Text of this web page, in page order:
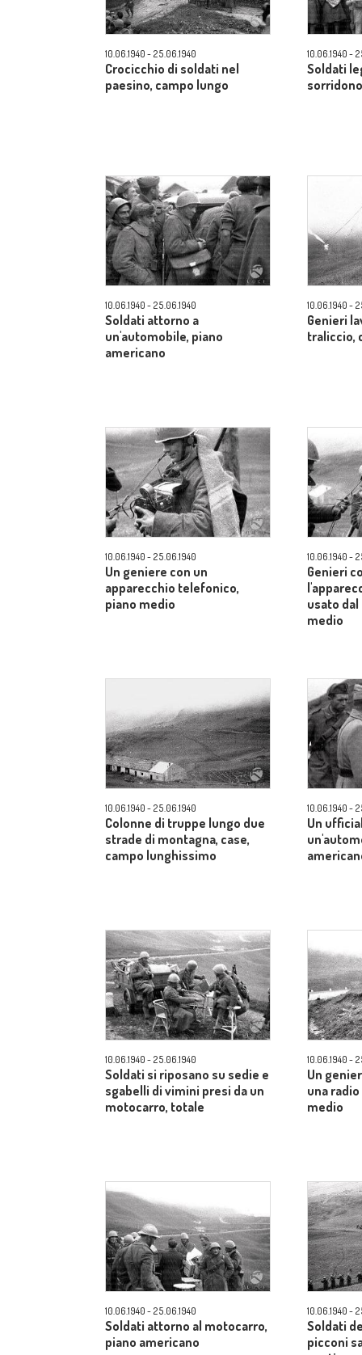
10.06.1940 - 25.06.1940
Crocicchio di soldati nel
paesino, campo lungo
10.06.1940 -
Soldati
10.06.1940 - 25.06.1940
Soldati attorno a
un'automobile, piano
americano
10.06.1940 -
Genieri
traliccio,
10.06.1940 - 25.06.1940
Un geniere con un
apparecchio telefonico,
piano medio
10.06.1940 -
Genieri
usato
medio
10.06.1940 - 25.06.1940
Colonne di truppe lungo due
strade di montagna, case,
campo lunghissimo
10.06.1940 -
Un
10.06.1940 - 25.06.1940
Soldati si riposano su sedie e
sgabelli di vimini presi da un
motocarro, totale
10.06.1940 -
Un
una
medio
10.06.1940 - 25.06.1940
Soldati attorno al motocarro,
piano americano
10.06.1940 -
Soldati
picconi